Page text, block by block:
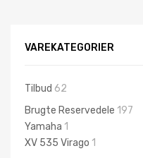
VAREKATEGORIER
Tilbud 62
Brugte Reservedele 197
Yamaha 1
XV 535 Virago 1